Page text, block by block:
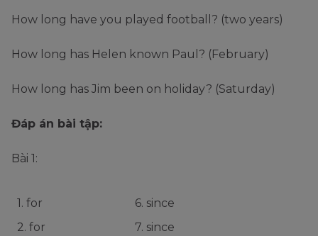
How long have you played football? (two years)
How long has Helen known Paul? (February)
How long has Jim been on holiday? (Saturday)
Đáp án bài tập:
Bài 1:
1. for
2. for
6. since
7. since